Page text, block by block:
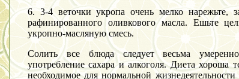
6. 3-4 веточки укропа очень мелко нарежьте,
рафинированного оливкового масла. Ешьте
укропно-масляную смесь.
Солить все блюда следует весьма
употребление сахара и алкоголя. Диета хороша
необходимое для нормальной